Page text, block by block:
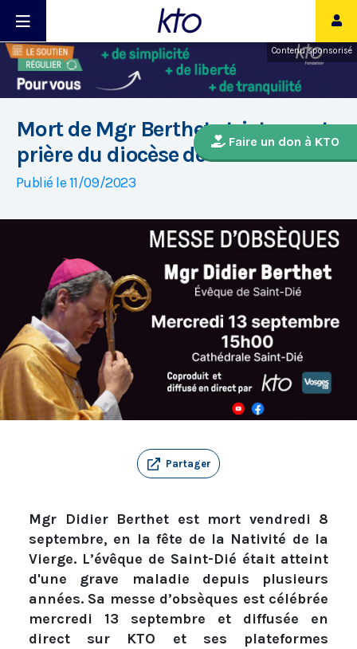
Contenu sponsorisé
Faire un don à KTO
Mort de Mgr Berthet : tristesse et
prière du diocèse de Saint-Dié
Publié le 11/09/2023
Partager
Mgr Didier Berthet est mort vendredi 8
septembre, en la fête de la Nativité de la
Vierge. L’évêque de Saint-Dié était atteint
d'une grave maladie depuis plusieurs
années. Sa messe d’obsèques est célébrée
mercredi 13 septembre et diffusée en
direct sur KTO et ses plateformes